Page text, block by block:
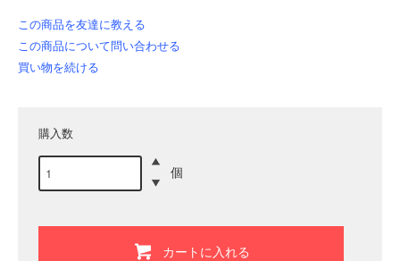
この商品を友達に教える
この商品について問い合わせる
買い物を続ける
購入数
個
カートに入れる